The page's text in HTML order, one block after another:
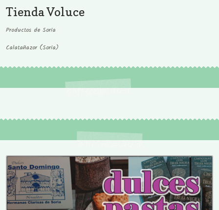
Tienda Voluce
Productos de Soria
Calatañazor (Soria)